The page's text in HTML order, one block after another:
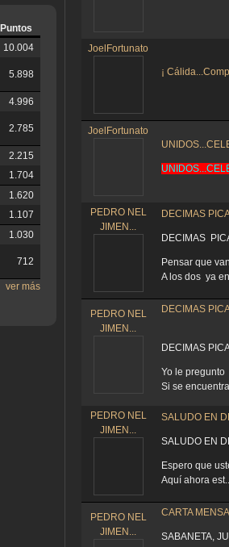
Puntos
10.004
5.898
4.996
2.785
2.215
1.704
1.620
1.107
1.030
712
ver más
JoelFortunato
¡
JoelFortunato
PEDRO NEL
JIMEN...
DECIMAS
DECIMAS
Pensar que
A los dos ya
PEDRO NEL
JIMEN...
DECIMAS
DECIMAS
Yo le pregunto
Si se
PEDRO NEL
JIMEN...
SALUDO EN
SALUDO EN
Espero que
Aquí ahora
PEDRO NEL
JIMEN...
CARTA
SABANETA,